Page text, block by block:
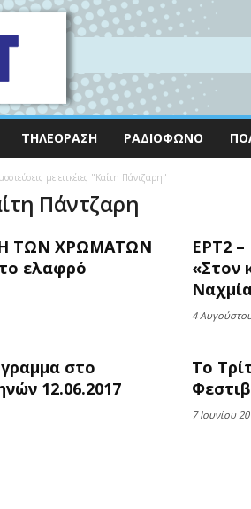
ΤΗΛΕΌΡΑΣΗ ΡΑΔΙΌΦΩΝΟ
με ετικέτες "Καίτη Πάντζαρη"
Πάντζαρη
ΤΩΝ ΧΡΩΜΑΤΩΝ
ελαφρό
ΕΡΤ2
«Στον
4
στο
12.06.2017
Το
7 Ιουνίου